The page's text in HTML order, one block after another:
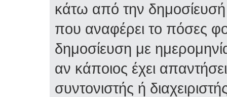
κάτω από την
που αναφέρει το πόσες
δημοσίευση με
αν κάποιος έχει
συντονιστής ή